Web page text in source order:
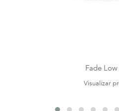
Fade
Visualizar